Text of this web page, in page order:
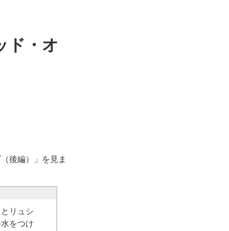
ド・オ
後編）」を見ま
リュシ
をつけ